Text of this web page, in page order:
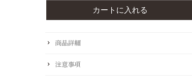
商品詳細
注意事項